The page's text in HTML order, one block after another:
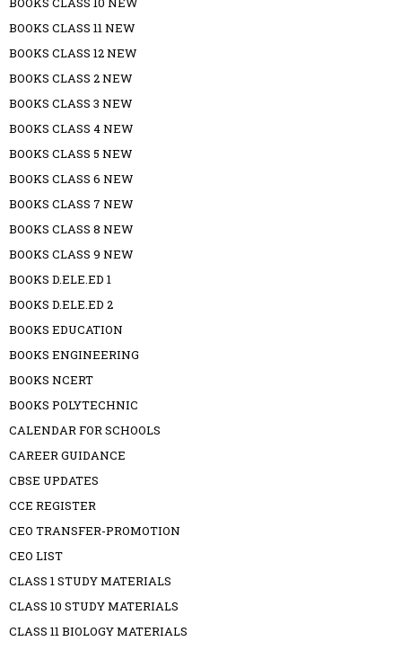
BOOKS CLASS 11 NEW
BOOKS CLASS 12 NEW
BOOKS CLASS 2 NEW
BOOKS CLASS 3 NEW
BOOKS CLASS 4 NEW
BOOKS CLASS 5 NEW
BOOKS CLASS 6 NEW
BOOKS CLASS 7 NEW
BOOKS CLASS 8 NEW
BOOKS CLASS 9 NEW
BOOKS D.ELE.ED 1
BOOKS D.ELE.ED 2
BOOKS EDUCATION
BOOKS ENGINEERING
BOOKS NCERT
BOOKS POLYTECHNIC
CALENDAR FOR SCHOOLS
CAREER GUIDANCE
CBSE UPDATES
CCE REGISTER
CEO TRANSFER-PROMOTION
CEO LIST
CLASS 1 STUDY MATERIALS
CLASS 10 STUDY MATERIALS
CLASS 11 BIOLOGY MATERIALS